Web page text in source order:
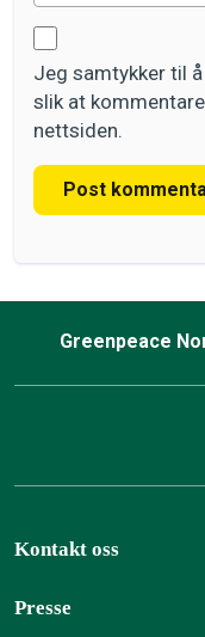
Jeg samtykker til
slik at
nettsiden.
Post
Greenpeace
Kontakt oss
Presse